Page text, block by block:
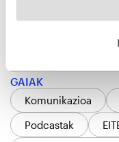
fitxategiak
esplizitua ematen
GAIAK
Komunikazioa
Podcastak